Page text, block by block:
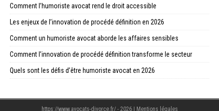
Comment l’humoriste avocat rend le droit accessible
Les enjeux de l’innovation de procédé définition en 2026
Comment un humoriste avocat aborde les affaires sensibles
Comment l’innovation de procédé définition transforme le secteur
Quels sont les défis d’être humoriste avocat en 2026
https://www.avocats-divorce.fr/ - 2026 | Mentions légales